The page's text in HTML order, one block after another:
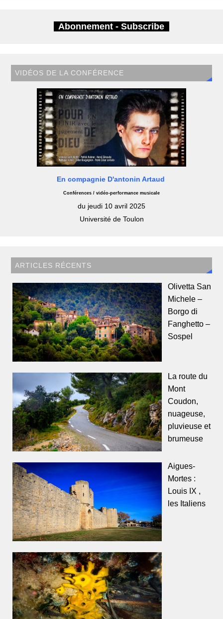
Abonnement - Subscribe
VIDÉOS DE LA CONFÉRENCE
En compagnie D'antonin Artaud
Conférences / vidéo-performance musicale
du jeudi 10 avril 2025
Université de Toulon
ARTICLES RÉCENTS
Olivetta San
Michele –
Borgo di
Fanghetto –
Sospel
La route du
Mont
Coudon,
nuageuse,
pluvieuse et
brumeuse
Aigues-
Mortes :
Louis IX ,
les Italiens